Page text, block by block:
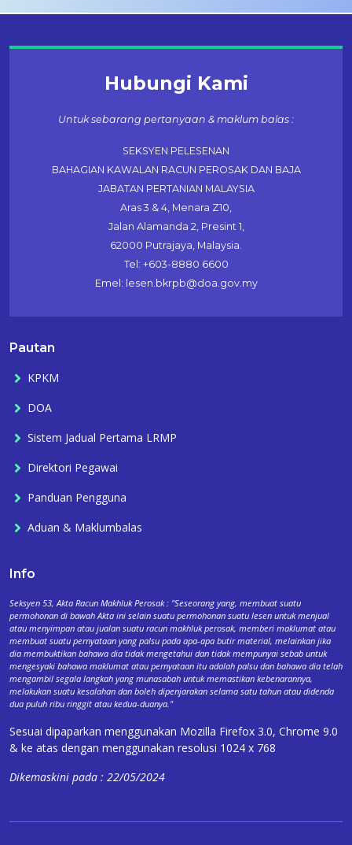
Hubungi Kami
Untuk sebarang pertanyaan & maklum balas :
SEKSYEN PELESENAN
BAHAGIAN KAWALAN RACUN PEROSAK DAN BAJA
JABATAN PERTANIAN MALAYSIA
Aras 3 & 4, Menara Z10,
Jalan Alamanda 2, Presint 1,
62000 Putrajaya, Malaysia.
Tel: +603-8880 6600
Emel: lesen.bkrpb@doa.gov.my
Pautan
KPKM
DOA
Sistem Jadual Pertama LRMP
Direktori Pegawai
Panduan Pengguna
Aduan & Maklumbalas
Info
Seksyen 53, Akta Racun Makhluk Perosak : "Seseorang yang, membuat suatu
permohonan di bawah Akta ini selain suatu permohonan suatu lesen untuk menjual
atau menyimpan atau jualan suatu racun makhluk perosak, memberi maklumat atau
membuat suatu pernyataan yang palsu pada apa-apa butir material, melainkan jika
dia membuktikan bahawa dia tidak mengetahui dan tidak mempunyai sebab untuk
mengesyaki bahawa maklumat atau pernyataan itu adalah palsu dan bahawa dia telah
mengambil segala langkah yang munasabah untuk memastikan kebenarannya,
melakukan suatu kesalahan dan boleh dipenjarakan selama satu tahun atau didenda
dua puluh ribu ringgit atau kedua-duanya."
Sesuai dipaparkan menggunakan Mozilla Firefox 3.0, Chrome 9.0
& ke atas dengan menggunakan resolusi 1024 x 768
Dikemaskini pada : 22/05/2024